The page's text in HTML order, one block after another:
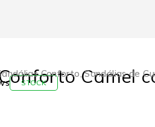
Conforto,Sandálias de
Camel
STOCK